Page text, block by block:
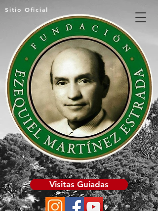
Sitio Oficial
Visitas Guiadas